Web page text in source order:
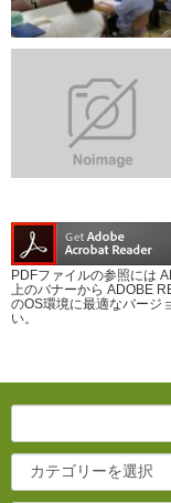
PDFファイルの参照には
上のバナーから ADOBE
のOS環境に最適なバージ
い。